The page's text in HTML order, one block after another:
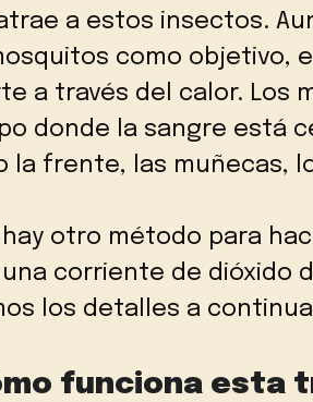
a estos insectos.
como objetivo,
a través del calor. Los
donde la sangre está
la frente, las muñecas,
hay otro método para
corriente de dióxido
los detalles a
funciona esta